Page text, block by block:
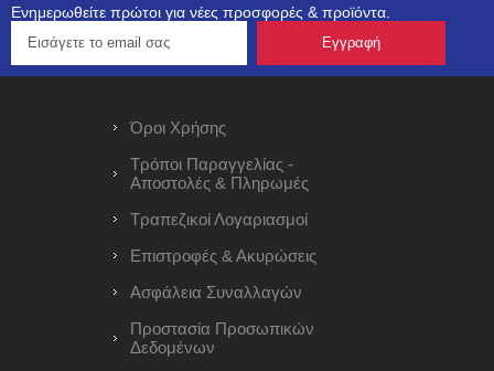
Ενημερωθείτε πρώτοι για νέες προσφορές & προϊόντα.
Όροι Χρήσης
Τρόποι Παραγγελίας -
Αποστολές & Πληρωμές
Τραπεζικοί Λογαριασμοί
Επιστροφές & Ακυρώσεις
Ασφάλεια Συναλλαγών
Προστασία Προσωπικών
Δεδομένων